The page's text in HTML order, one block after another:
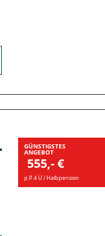
GÜNSTIGSTES
ANGEBOT
555,- €
p.P. 4 Ü / Halbpension